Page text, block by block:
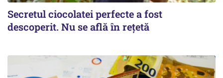
Secretul ciocolatei perfecte a fost
descoperit. Nu se află în rețetă